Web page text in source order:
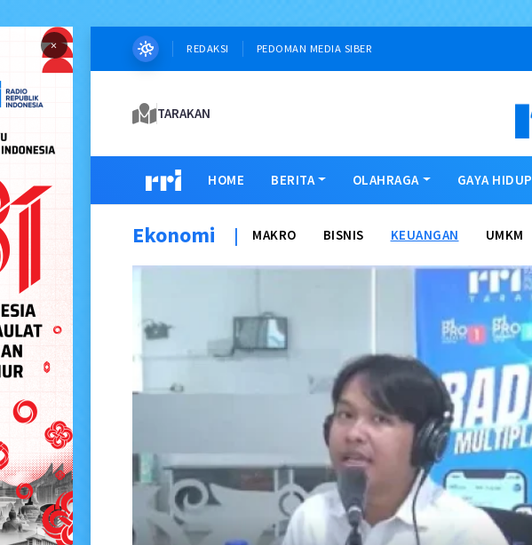
× REDAKSI PEDOMAN MEDIA SIBER
TARAKAN
HOME BERITA OLAHRAGA GAYA HIDUP
Ekonomi | MAKRO BISNIS KEUANGAN UMKM